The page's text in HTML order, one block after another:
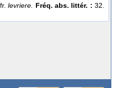
fr.levriere. Fréq. abs. littér. :32.